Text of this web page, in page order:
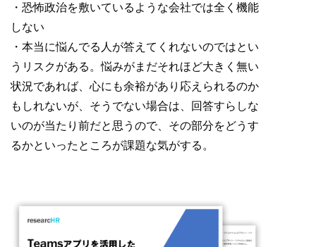
・恐怖政治を敷いているような会社では全く機能
しない
・本当に悩んでる人が答えてくれないのではとい
うリスクがある。悩みがまだそれほど大きく無い
状況であれば、心にも余裕があり応えられるのか
もしれないが、そうでない場合は、回答すらしな
いのが当たり前だと思うので、その部分をどうす
るかといったところが課題な気がする。